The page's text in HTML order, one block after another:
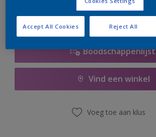
Boodschappenlijst
Vind een winkel
Voeg toe aan klus
Reject All
Accept All Cookies